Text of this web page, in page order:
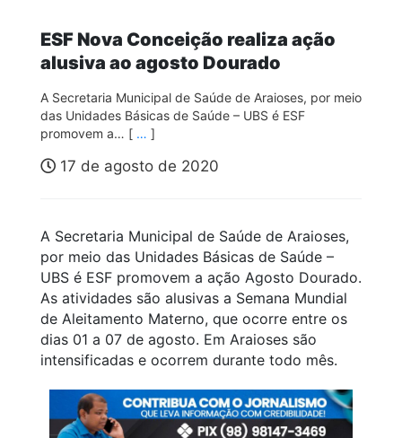
ESF Nova Conceição realiza ação
alusiva ao agosto Dourado
A Secretaria Municipal de Saúde de Araioses, por meio
das Unidades Básicas de Saúde – UBS é ESF
promovem a… [ … ]
17 de agosto de 2020
A Secretaria Municipal de Saúde de Araioses,
por meio das Unidades Básicas de Saúde –
UBS é ESF promovem a ação Agosto Dourado.
As atividades são alusivas a Semana Mundial
de Aleitamento Materno, que ocorre entre os
dias 01 a 07 de agosto. Em Araioses são
intensificadas e ocorrem durante todo mês.